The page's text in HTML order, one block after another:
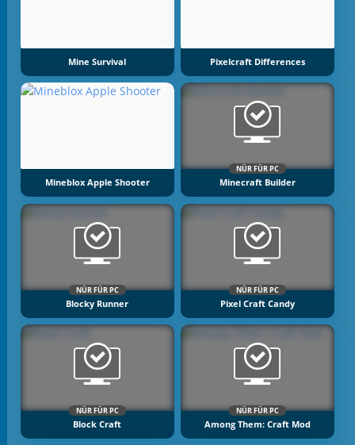
Mine Survival Pixelcraft Differences
Mineblox Apple Shooter
NÜR FÜR PC
Minecraft Builder
NÜR FÜR PC
Blocky Runner
NÜR FÜR PC
Pixel Craft Candy
NÜR FÜR PC
Block Craft
NÜR FÜR PC
Among Them: Craft Mod